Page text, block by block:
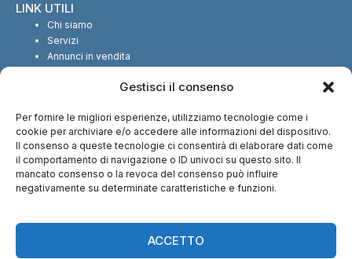
Gestisci il consenso
Per fornire le migliori esperienze, utilizziamo tecnologie come i
cookie per archiviare e/o accedere alle informazioni del dispositivo.
Il consenso a queste tecnologie ci consentirà di elaborare dati come
il comportamento di navigazione o ID univoci su questo sito. Il
mancato consenso o la revoca del consenso può influire
negativamente su determinate caratteristiche e funzioni.
ACCETTO
LINK UTILI
Chi siamo
Servizi
Annunci in vendita
SEGUICI SUI SOCIAL
CI TROVI ANCHE SU: